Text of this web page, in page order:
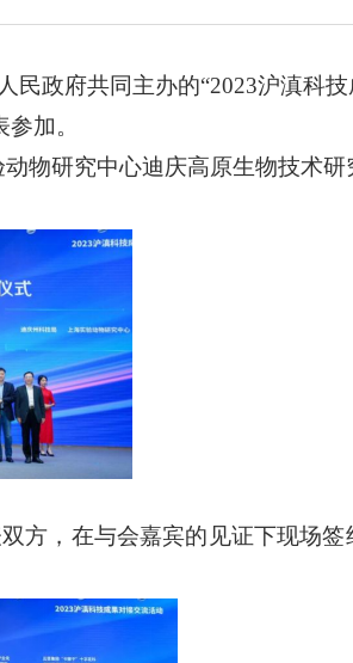
政府共同主办的“2023沪滇科
参加。
动物研究中心迪庆高原生物技术研
方，在与会嘉宾的见证下现场